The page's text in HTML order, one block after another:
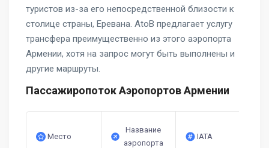
туристов из-за его непосредственной близости к
столице страны, Еревана. AtoB предлагает услугу
трансфера преимущественно из этого аэропорта
Армении, хотя на запрос могут быть выполнены и
другие маршруты.
Пассажиропоток Аэропортов Армении
Место
Название
аэропорта
IATA